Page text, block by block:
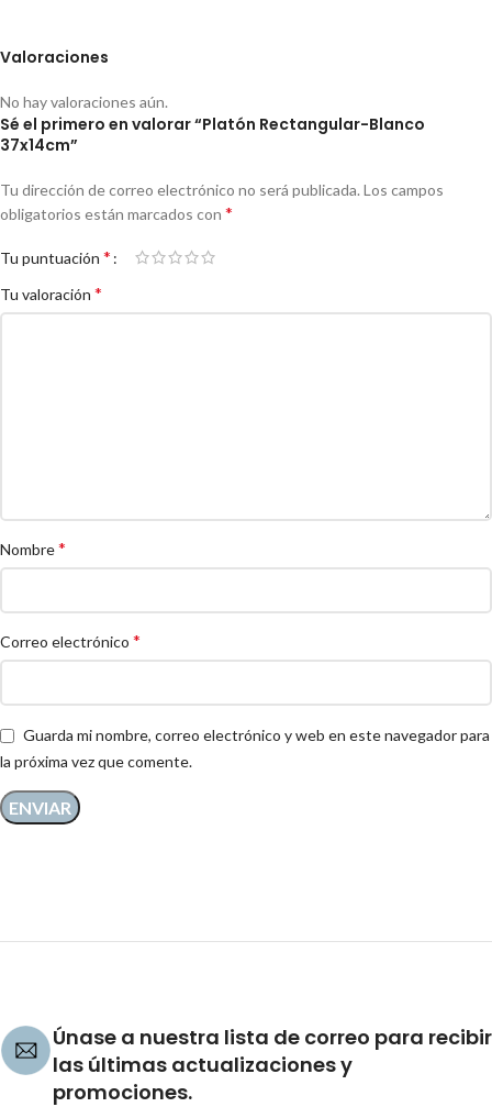
Valoraciones
No hay valoraciones aún.
Sé el primero en valorar “Platón Rectangular-Blanco
37x14cm”
Tu dirección de correo electrónico no será publicada. Los campos
obligatorios están marcados con *
Tu puntuación *
Tu valoración *
Nombre*
Correo electrónico *
Guarda mi nombre, correo electrónico y web en este navegador para
la próxima vez que comente.
Únase a nuestra lista de correo para recibir
las últimas actualizaciones y
promociones.